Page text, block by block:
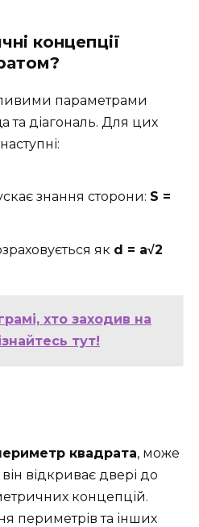
концепції
параметрами
та діагональ. Для цих
знання сторони: S =
як d = a√2
хто заходив на
тут!
квадрата, може
відкриває двері до
концепцій.
периметрів та інших